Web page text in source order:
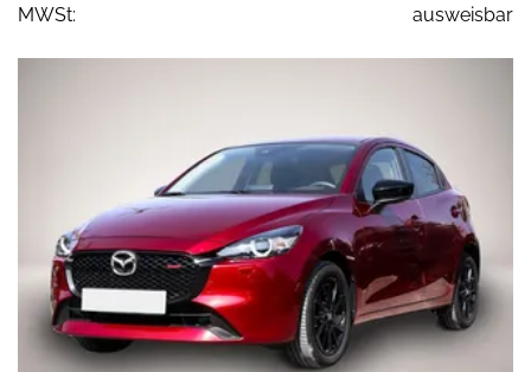
MWSt:
ausweisbar